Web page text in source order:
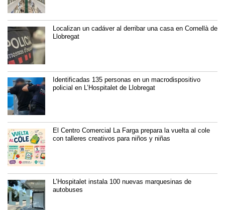
Localizan un cadáver al derribar una casa en Cornellà de
Llobregat
Identificadas 135 personas en un macrodispositivo
policial en L’Hospitalet de Llobregat
El Centro Comercial La Farga prepara la vuelta al cole
con talleres creativos para niños y niñas
L’Hospitalet instala 100 nuevas marquesinas de
autobuses